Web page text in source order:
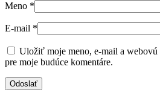
Meno *
E-mail *
Uložiť moje meno, e-mail a
pre moje budúce komentáre.